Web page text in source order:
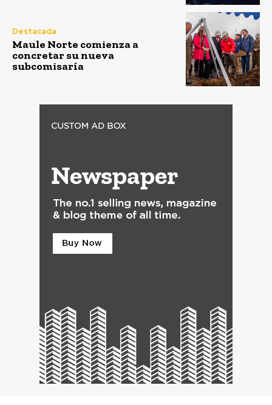
Destacada
Maule Norte comienza a
concretar su nueva
subcomisaría